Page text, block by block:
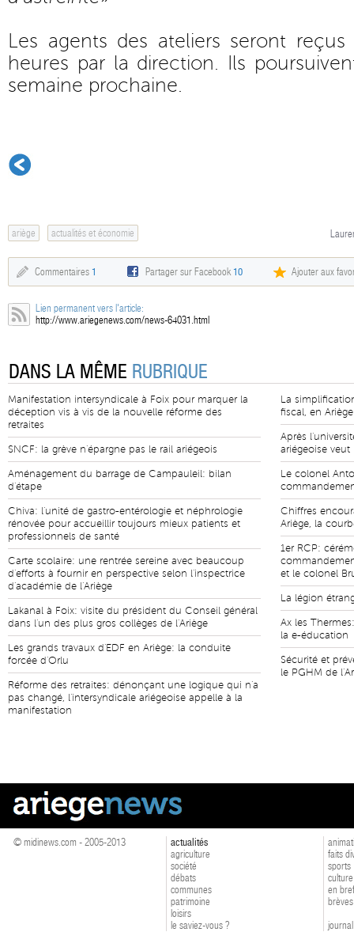
Les agents des ateliers seront
heures par la direction. Ils
semaine prochaine.
ariège actualités et économie
Commentaires 1 Partager sur Facebook10 Ajouter aux
Lien permanent vers l'article:
http://www.ariegenews.com/news-64031.html
DANS LA MÊME RUBRIQUE
Manifestation intersyndicale à Foix pour marquer la
déception vis à vis de la nouvelle réforme des
retraites
SNCF: la grève n'épargne pas le rail ariégeois
Aménagement du barrage de Campauleil: bilan
d'étape
Chiva: l'unité de gastro-entérologie et néphrologie
rénovée pour accueillir toujours mieux patients et
professionnels de santé
Carte scolaire: une rentrée sereine avec beaucoup
d'efforts à fournir en perspective selon l'inspectrice
d'académie de l'Ariège
Lakanal à Foix: visite du président du Conseil général
dans l'un des plus gros collèges de l'Ariège
Les grands travaux d'EDF en Ariège: la conduite
forcée d'Orlu
Réforme des retraites: dénonçant une logique qui n'a
pas changé, l'intersyndicale ariégeoise appelle à la
manifestation
La
fiscal, en
Après
ariégeoise
Le colonel
Chiffres
Ariège, la
1er RCP:
et le colonel
La légion
Ax les
la e-éducation
Sécurité et
le PGHM de
© midinews.com - 2005-2013
actualités
agriculture
société
débats
communes
patrimoine
loisirs
le saviez-vous ?
faits
sports
culture
en bref
brèves